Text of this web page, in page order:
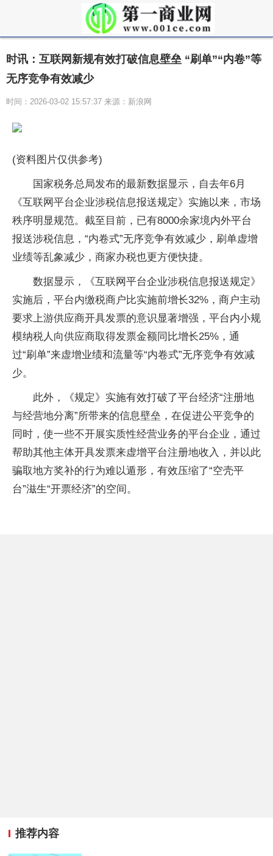
时讯：互联网新规有效打破信息壁垒 “刷单”“内卷”等
无序竞争有效减少
时间：2026-03-02 15:57:37 来源：新浪网
(资料图片仅供参考)
国家税务总局发布的最新数据显示，自去年6月
《互联网平台企业涉税信息报送规定》实施以来，市场
秩序明显规范。截至目前，已有8000余家境内外平台
报送涉税信息，“内卷式”无序竞争有效减少，刷单虚增
业绩等乱象减少，商家办税也更方便快捷。
数据显示，《互联网平台企业涉税信息报送规定》
实施后，平台内缴税商户比实施前增长32%，商户主动
要求上游供应商开具发票的意识显著增强，平台内小规
模纳税人向供应商取得发票金额同比增长25%，通
过“刷单”来虚增业绩和流量等“内卷式”无序竞争有效减
少。
此外，《规定》实施有效打破了平台经济“注册地
与经营地分离”所带来的信息壁垒，在促进公平竞争的
同时，使一些不开展实质性经营业务的平台企业，通过
帮助其他主体开具发票来虚增平台注册地收入，并以此
骗取地方奖补的行为难以遁形，有效压缩了“空壳平
台”滋生“开票经济”的空间。
推荐内容